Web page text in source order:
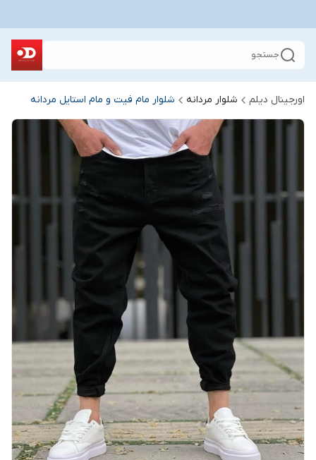
جستجو
اورجینال دیلم شلوار مردانه شلوار مام فیت و مام استایل مردانه